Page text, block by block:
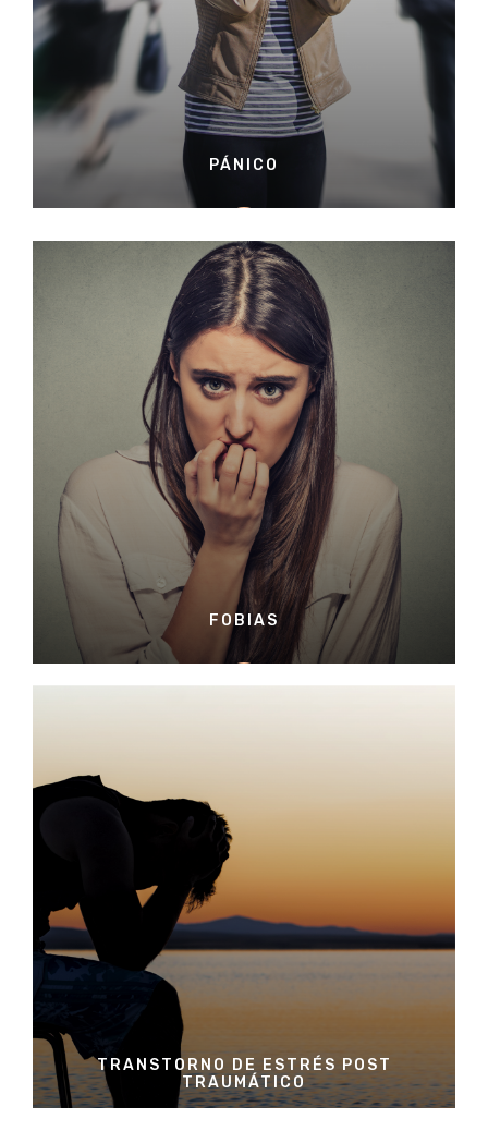
PÁNICO
FOBIAS
TRANSTORNO DE ESTRÉS POST
TRAUMÁTICO